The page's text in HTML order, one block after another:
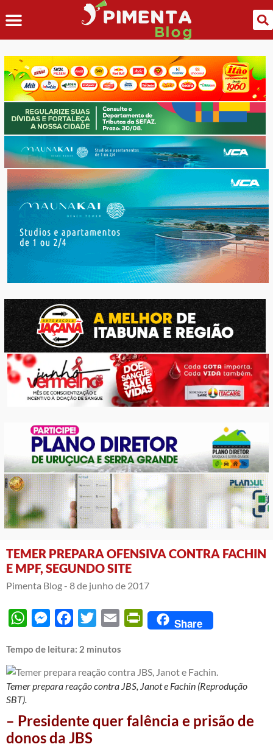
TEMER PREPARA OFENSIVA CONTRA FACHIN
E MPF, SEGUNDO SITE
Pimenta Blog - 8 de junho de 2017
WhatsAppMessengerFacebook
Twitter Email PrintFriendly
Share
Tempo de leitura: 2 minutos
Temer prepara reação contra JBS, Janot e Fachin (Reprodução
SBT).
– Presidente quer falência e prisão de
donos da JBS